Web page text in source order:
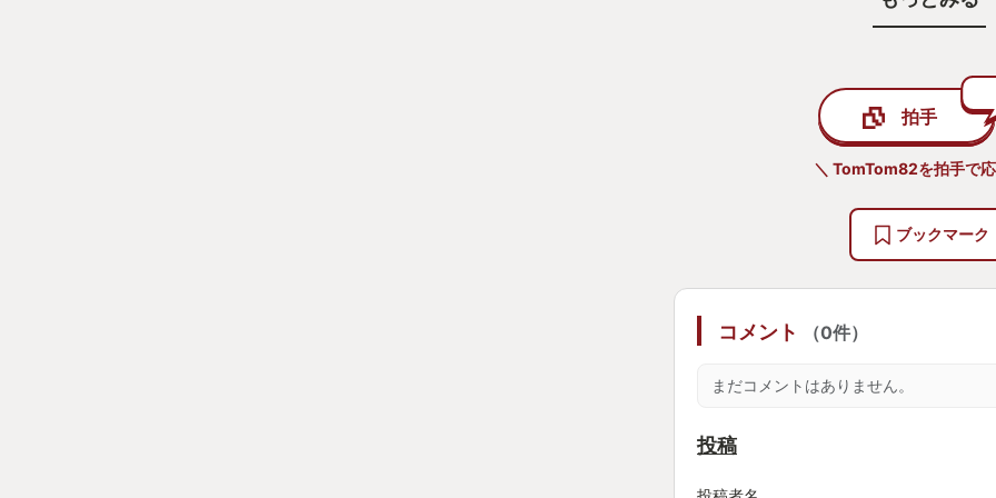
とにかく気になる。
分かりやすい説明。
ネタバレの最大限の配慮。
３０分後、ゲームをダウンロード購
プレイする自分がいました。
ゲームを始めると、
拍手
＼ TomTom82を拍手で
ブックマーク
コメント （0件）
まだコメントはありません。
投稿